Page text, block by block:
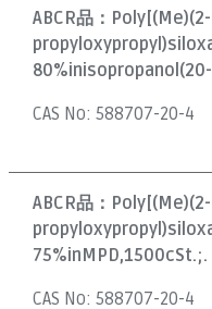
ABCR品：
CAS No:588707-20-4
ABCR品：
75%inMPD,1500cSt.;.
CAS No:588707-20-4